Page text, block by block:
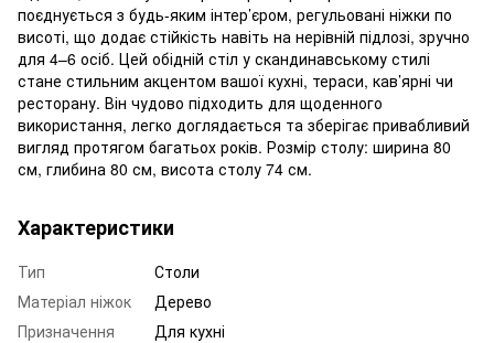
поєднується з будь-яким інтер’єром, регульовані ніжки по
висоті, що додає стійкість навіть на нерівній підлозі, зручно
для 4–6 осіб. Цей обідній стіл у скандинавському стилі
стане стильним акцентом вашої кухні, тераси, кав’ярні чи
ресторану. Він чудово підходить для щоденного
використання, легко доглядається та зберігає привабливий
вигляд протягом багатьох років. Розмір столу: ширина 80
см, глибина 80 см, висота столу 74 см.
Характеристики
Тип
Столи
Матеріал ніжок
Дерево
Призначення
Для кухні